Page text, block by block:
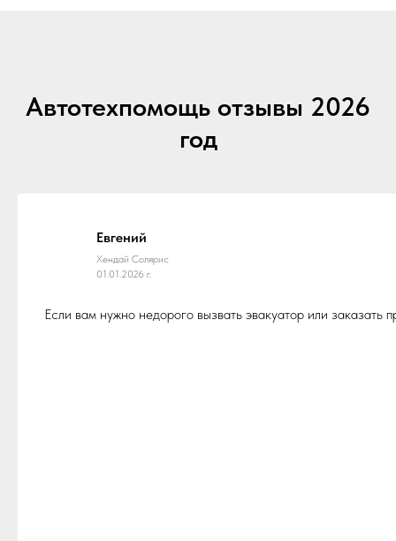
Автотехпомощь отзывы 2026
год
Евгений
Хендай Солярис
01.01.2026 г.
Если вам нужно недорого вызвать эвакуатор или